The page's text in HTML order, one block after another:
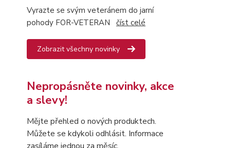
Vyrazte se svým veteránem do jarní
pohody FOR-VETERAN číst celé
Zobrazit všechny novinky
Nepropásněte novinky, akce
a slevy!
Mějte přehled o nových produktech.
Můžete se kdykoli odhlásit. Informace